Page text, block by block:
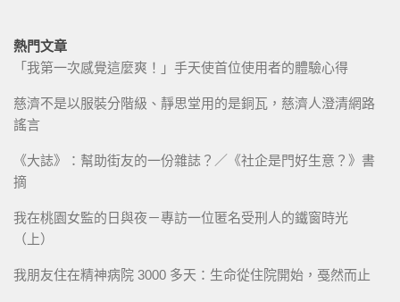
熱門文章
「我第一次感覺這麼爽！」手天使首位使用者的體驗心得
慈濟不是以服裝分階級、靜思堂用的是銅瓦，慈濟人澄清網路
謠言
《大誌》：幫助街友的一份雜誌？／《社企是門好生意？》書
摘
我在桃園女監的日與夜－專訪一位匿名受刑人的鐵窗時光
（上）
我朋友住在精神病院 3000 多天：生命從住院開始，戞然而止